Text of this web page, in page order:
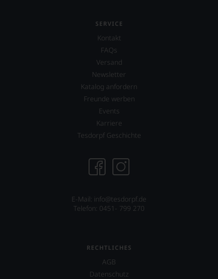
SERVICE
Kontakt
FAQs
Versand
Newsletter
Katalog anfordern
Freunde werben
Events
Karriere
Tesdorpf Geschichte
E-Mail: info@tesdorpf.de
Telefon: 0451- 799 270
RECHTLICHES
AGB
Datenschutz